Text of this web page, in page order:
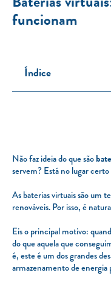
funcionam
Índice
Não faz ideia do que são
servem? Está no lugar
As baterias virtuais são um
renováveis. Por isso, é
Eis o principal motivo:
do que aquela que
é, este é um dos grandes
armazenamento de energia